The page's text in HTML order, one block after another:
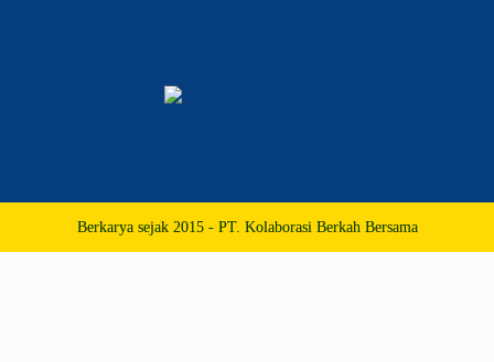
Berkarya sejak 2015 - PT. Kolaborasi Berkah Bersama